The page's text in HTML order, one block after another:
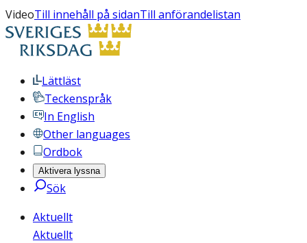
VideoTill innehåll på sidanTill anförandelistan
Lättläst
Teckenspråk
In English
Other languages
Ordbok
Aktivera lyssna
Sök
Aktuellt
Aktuellt